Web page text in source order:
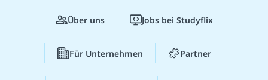
Über uns Jobs bei Studyflix
Für Unternehmen Partner